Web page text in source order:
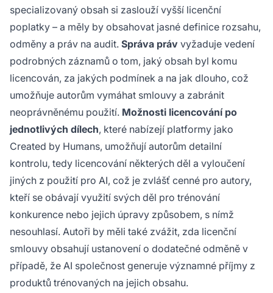
specializovaný obsah si zaslouží vyšší licenční
poplatky – a měly by obsahovat jasné definice rozsahu,
odměny a práv na audit. Správa práv vyžaduje vedení
podrobných záznamů o tom, jaký obsah byl komu
licencován, za jakých podmínek a na jak dlouho, což
umožňuje autorům vymáhat smlouvy a zabránit
neoprávněnému použití. Možnosti licencování po
jednotlivých dílech, které nabízejí platformy jako
Created by Humans, umožňují autorům detailní
kontrolu, tedy licencování některých děl a vyloučení
jiných z použití pro AI, což je zvlášť cenné pro autory,
kteří se obávají využití svých děl pro trénování
konkurence nebo jejich úpravy způsobem, s nímž
nesouhlasí. Autoři by měli také zvážit, zda licenční
smlouvy obsahují ustanovení o dodatečné odměně v
případě, že AI společnost generuje významné příjmy z
produktů trénovaných na jejich obsahu.